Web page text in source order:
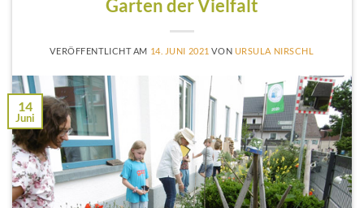
Garten der Vielfalt
VERÖFFENTLICHT AM 14. JUNI 2021 VON URSULA NIRSCHL
14
Juni